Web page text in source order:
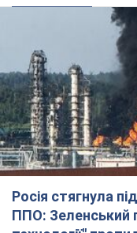
ППО: Зеленський
технології"
Президент заявив, що
протиповітряної
українських ударів
9 часов назад 72,8 т.
Україна придбала
ракет і багато
США
Держдеп вже